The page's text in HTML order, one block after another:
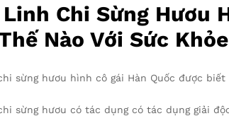
Chi Sừng Hươu
Nào Với Sức
sừng hươu hình cô gái Hàn Quốc được
sừng hươu có tác dụng có tác dụng giải